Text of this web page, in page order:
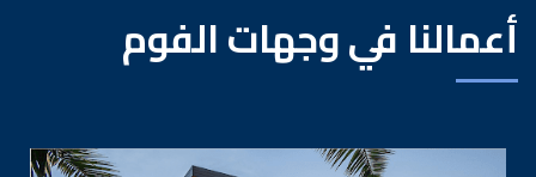
أعمالنا في وجهات الفوم